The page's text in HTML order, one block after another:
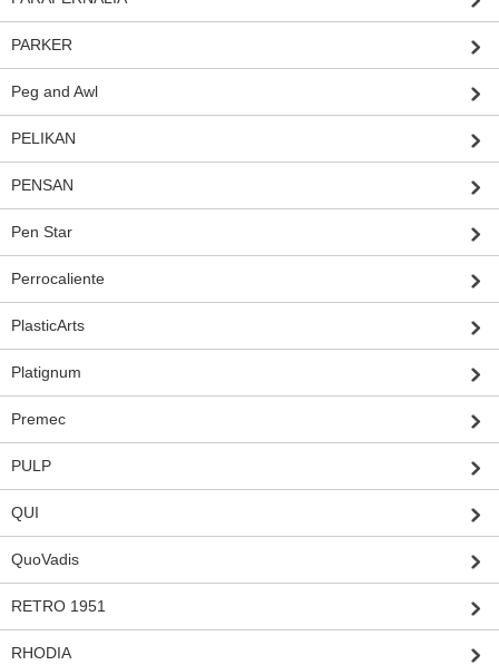
PARKER
Peg and Awl
PELIKAN
PENSAN
Pen Star
Perrocaliente
PlasticArts
Platignum
Premec
PULP
QUI
QuoVadis
RETRO 1951
RHODIA